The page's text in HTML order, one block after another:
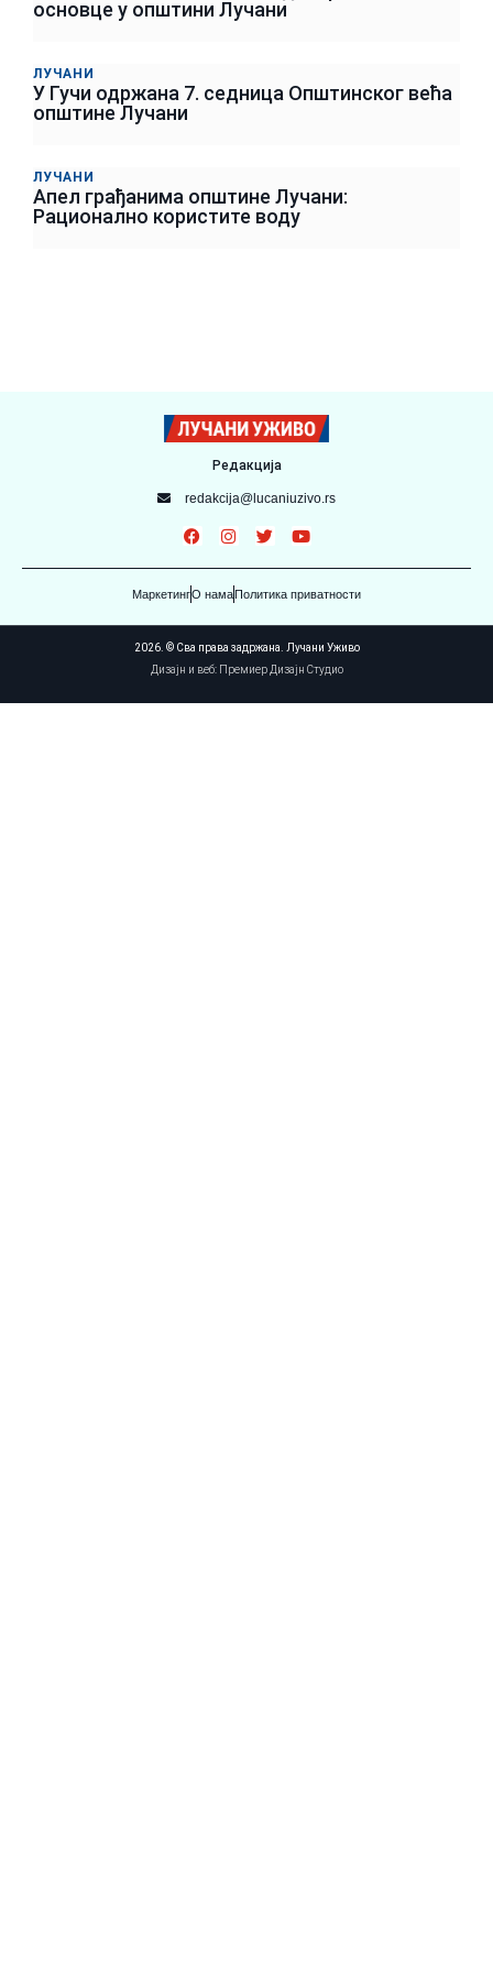
основце у општини Лучани
ЛУЧАНИ
У Гучи одржана 7. седница Општинског већа
општине Лучани
ЛУЧАНИ
Апел грађанима општине Лучани:
Рационално користите воду
Редакција
redakcija@lucaniuzivo.rs
МаркетингО намаПолитика приватности
2026. © Сва права задржана. Лучани Уживо
Дизајн и веб: Премиер Дизајн Студио